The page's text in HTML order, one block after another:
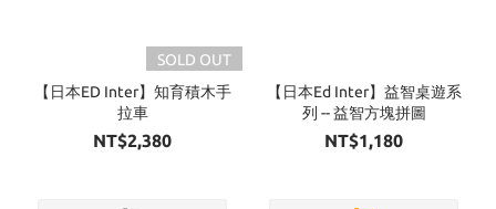
Ed
SOLD OUT
【日本ED Inter】知育積木手
拉車
NT$2,380
【日本Ed Inter】益智桌遊系
列 -- 益智方塊拼圖
NT$1,180